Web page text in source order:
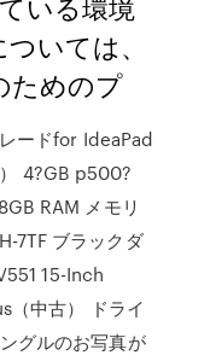
いては、
ためのプ
ードfor IdeaPad
4?GB p500?
RAM メモリ
7TF ブラックダ
15-Inch
中古） ドライ
グルのお写真が